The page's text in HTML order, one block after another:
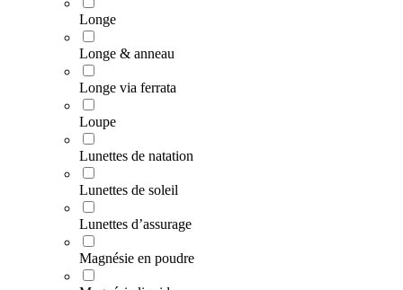
Longe
Longe & anneau
Longe via ferrata
Loupe
Lunettes de natation
Lunettes de soleil
Lunettes d’assurage
Magnésie en poudre